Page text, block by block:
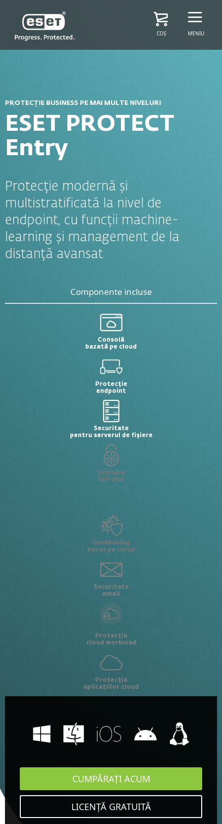
COȘ MENIU
PROTECȚIE BUSINESS PE MAI MULTE NIVELURI
ESET PROTECT
Entry
Protecție modernă și
multistratificată la nivel de
endpoint, cu funcții machine-
learning și management de la
distanță avansat
Componente incluse
Consolă
bazată pe cloud
Protecție
endpoint
Securitate
pentru serverul de fișiere
Criptare
full-disk
Sandboxing
bazat pe cloud
Securitate
email
Protecția
cloud workload
Protecția
aplicațiilor cloud
CUMPĂRAȚI ACUM
LICENȚĂ GRATUITĂ